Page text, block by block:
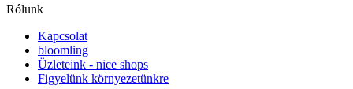
Rólunk
Kapcsolat
bloomling
Üzleteink - nice shops
Figyelünk környezetünkre